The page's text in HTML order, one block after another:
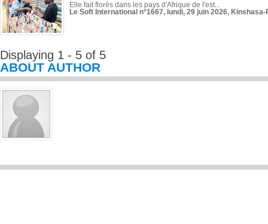
Elle fait florès dans les pays d'Afrique de l'est...
Le Soft International n°1667, lundi, 29 juin 2026,
Displaying 1 - 5 of 5
ABOUT AUTHOR